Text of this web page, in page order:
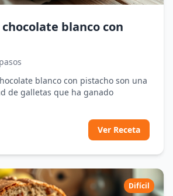
blanco con
blanco con pistacho son una
de galletas que ha ganado
Ver Receta
Difícil